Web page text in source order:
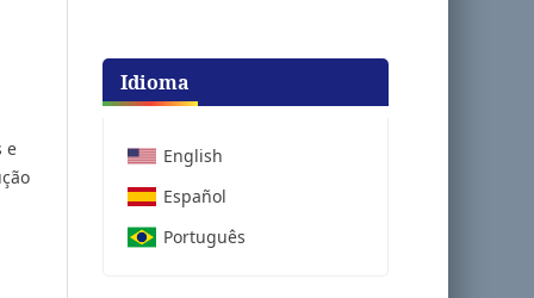
e
Idioma
English
Español
Português